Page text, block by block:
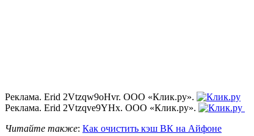
Реклама. Erid 2Vtzqw9oHvr. ООО «Клик.ру».
Реклама. Erid 2Vtzqve9YHx. ООО «Клик.ру».
Читайте также: Как очистить кэш ВК на Айфоне